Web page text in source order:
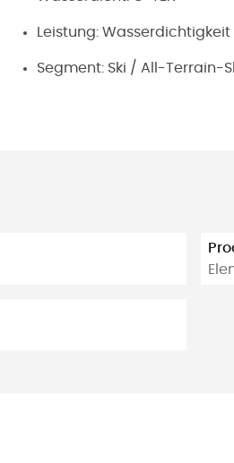
Leistung: Wasserdichtigkeit
Segment: Ski / All-Terrain-